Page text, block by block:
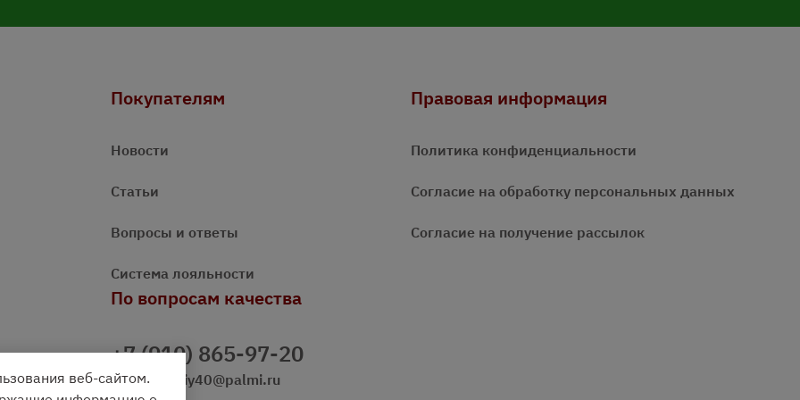
Покупателям
Новости
Статьи
Вопросы и ответы
Система лояльности
Правовая информация
Политика конфиденциальности
Согласие на обработку персональных данных
Согласие на получение рассылок
По вопросам качества
+7 (910) 865-97-20
prazdnichniy40@palmi.ru
веб-сайтом.